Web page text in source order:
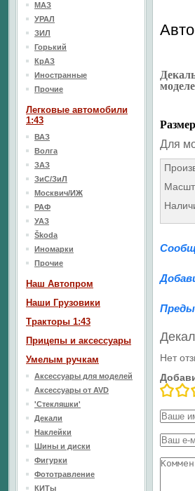
Для
Нет
МАЗ
УРАЛ
ЗИЛ
Горький
КрАЗ
Иностранные
Прочие
Легковые автомобили
1:43
ВАЗ
Волга
ЗАЗ
ЗиС/ЗиЛ
Москвич/ИЖ
РАФ
УАЗ
Škoda
Иномарки
Прочие
Наш Aвтопром
Наши Грузовики
Тракторы 1:43
Прицепы и аксессуары
Умелым ручкам
Аксессуары для моделей
Аксессуары от AVD
'Стекляшки'
Декали
Наклейки
Шины и диски
Фигурки
Фототравление
КИТы